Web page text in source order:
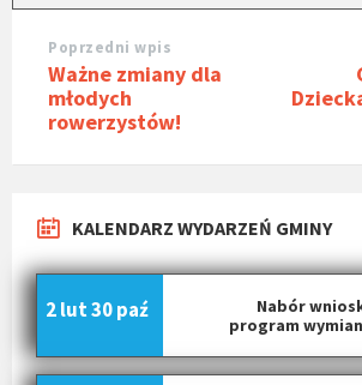
Poprzedni wpis
Ważne zmiany dla
młodych
rowerzystów!
KALENDARZ WYDARZEŃ GMINY
Nabór
program
2 lut30 paź